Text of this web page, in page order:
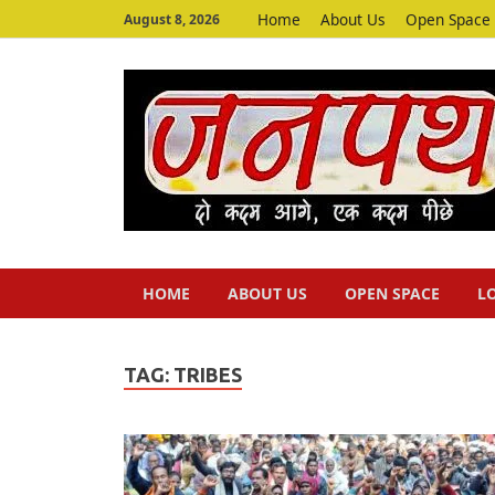
August 8, 2026 Home About Us Open Space
HOME ABOUT US OPEN SPACE
TAG: TRIBES